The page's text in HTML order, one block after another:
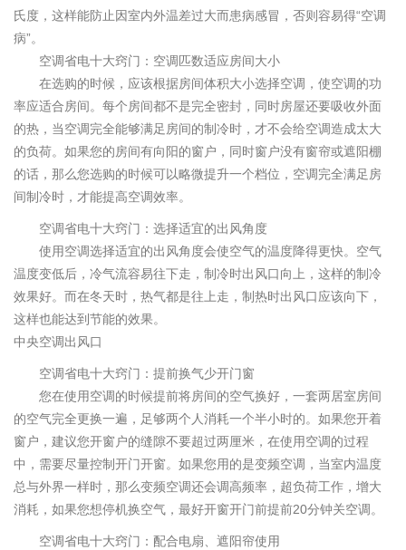
氏度，这样能防止因室内外温差过大而患病感冒，否则容易得“空调
病”。
空调省电十大窍门：空调匹数适应房间大小
在选购的时候，应该根据房间体积大小选择空调，使空调的功
率应适合房间。每个房间都不是完全密封，同时房屋还要吸收外面
的热，当空调完全能够满足房间的制冷时，才不会给空调造成太大
的负荷。如果您的房间有向阳的窗户，同时窗户没有窗帘或遮阳棚
的话，那么您选购的时候可以略微提升一个档位，空调完全满足房
间制冷时，才能提高空调效率。
空调省电十大窍门：选择适宜的出风角度
使用空调选择适宜的出风角度会使空气的温度降得更快。空气
温度变低后，冷气流容易往下走，制冷时出风口向上，这样的制冷
效果好。而在冬天时，热气都是往上走，制热时出风口应该向下，
这样也能达到节能的效果。
中央空调出风口
空调省电十大窍门：提前换气少开门窗
您在使用空调的时候提前将房间的空气换好，一套两居室房间
的空气完全更换一遍，足够两个人消耗一个半小时的。如果您开着
窗户，建议您开窗户的缝隙不要超过两厘米，在使用空调的过程
中，需要尽量控制开门开窗。如果您用的是变频空调，当室内温度
总与外界一样时，那么变频空调还会调高频率，超负荷工作，增大
消耗，如果您想停机换空气，最好开窗开门前提前20分钟关空调。
空调省电十大窍门：配合电扇、遮阳帘使用